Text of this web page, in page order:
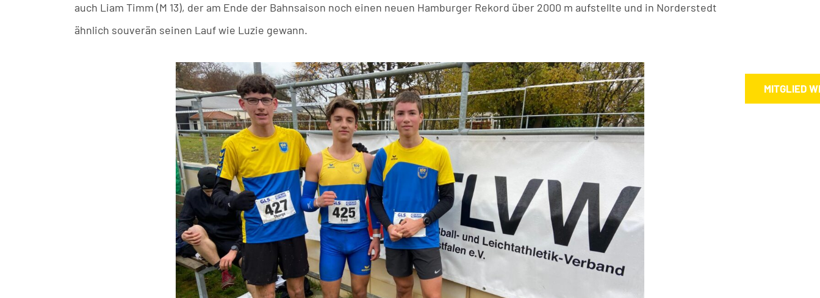
auch Liam Timm (M 13), der am Ende der Bahnsaison noch einen neuen Hamburger Rekord über 2000 m aufstellte und in Norderstedt
ähnlich souverän seinen Lauf wie Luzie gewann.
MITGLIED